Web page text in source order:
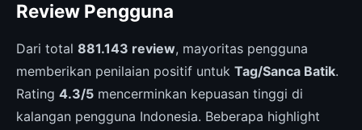
Review Pengguna
Dari total 881.143 review, mayoritas pengguna
memberikan penilaian positif untuk Tag/Sanca Batik.
Rating 4.3/5 mencerminkan kepuasan tinggi di
kalangan pengguna Indonesia. Beberapa highlight